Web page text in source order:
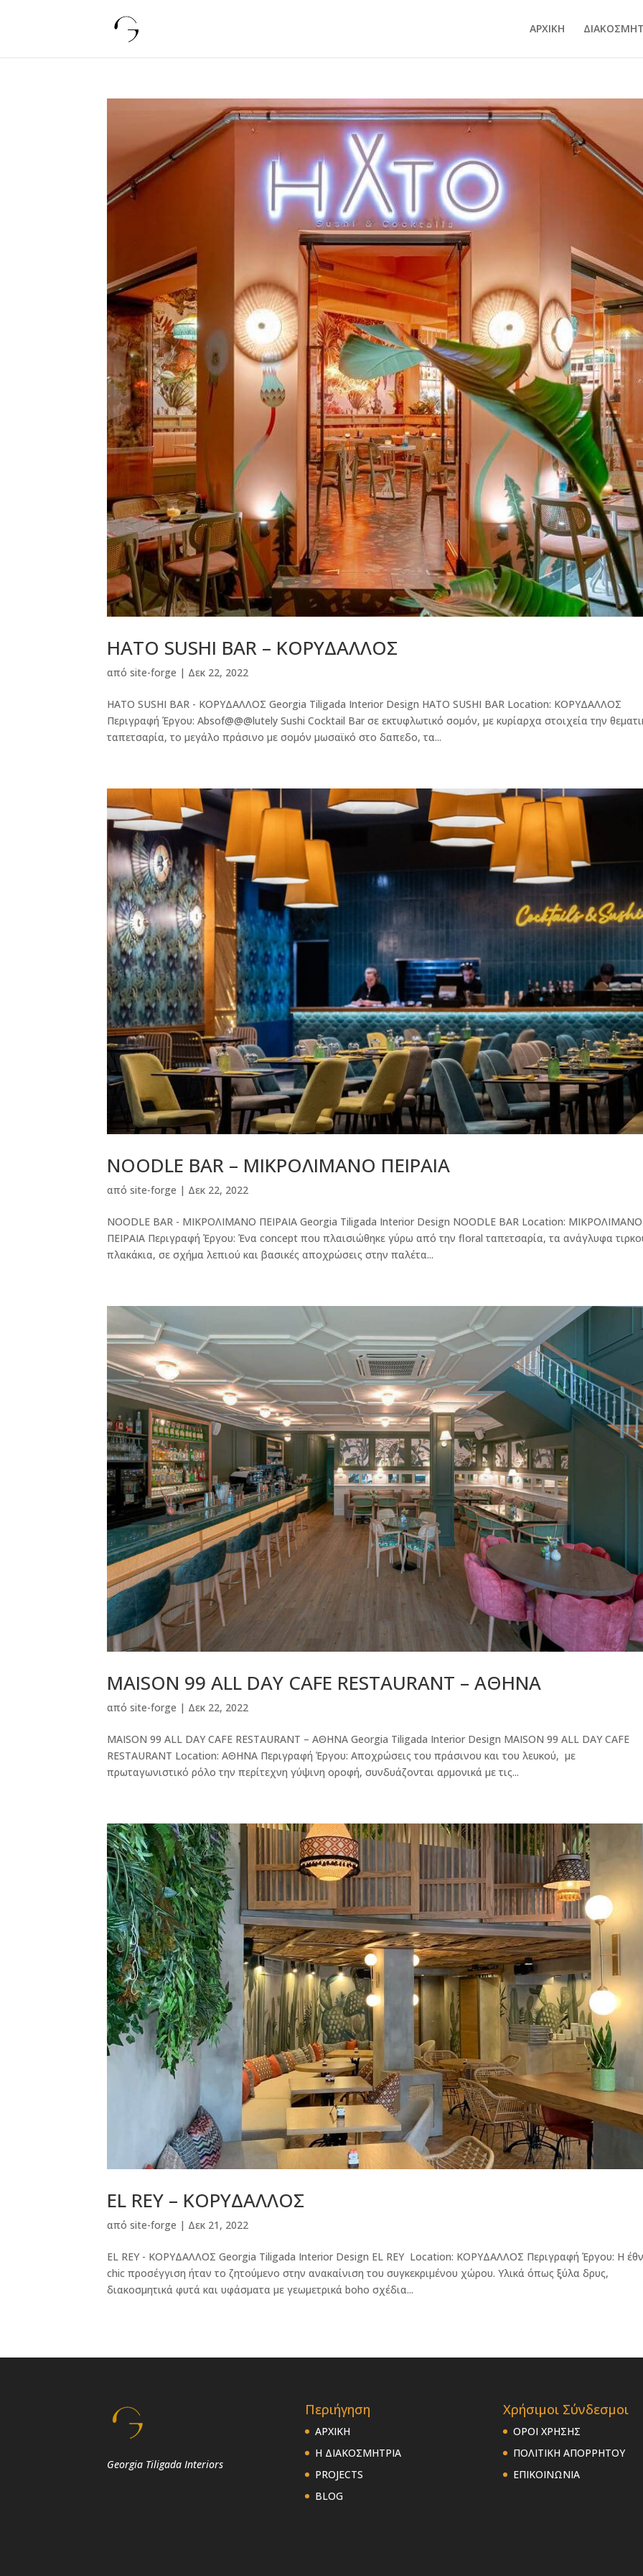
ΑΡΧΙΚΗ
HATO SUSHI BAR – ΚΟΡΥΔΑΛΛΟΣ
απόsite-forge | Δεκ 22, 2022
HATO SUSHI BAR - ΚΟΡΥΔΑΛΛΟΣ Georgia Tiligada Interior Design HATO SUSHI BAR Location: ΚΟΡΥΔΑΛΛΟΣ
Περιγραφή Έργου: Absof@@@lutely Sushi Cocktail Bar σε εκτυφλωτικό σομόν, με κυρίαρχα στοιχεία την
ταπετσαρία, το μεγάλο πράσινο με σομόν μωσαϊκό στο δαπεδο, τα...
NOODLE BAR – ΜΙΚΡΟΛΙΜΑΝΟ ΠΕΙΡΑΙΑ
απόsite-forge | Δεκ 22, 2022
NOODLE BAR - ΜΙΚΡΟΛΙΜΑΝΟ ΠΕΙΡΑΙΑ Georgia Tiligada Interior Design NOODLE BAR Location: ΜΙΚΡΟΛΙΜΑΝΟ
ΠΕΙΡΑΙΑ Περιγραφή Έργου: Ένα concept που πλαισιώθηκε γύρω από την floral ταπετσαρία, τα ανάγλυφα
πλακάκια, σε σχήμα λεπιού και βασικές αποχρώσεις στην παλέτα...
MAISON 99 ALL DAY CAFE RESTAURANT – ΑΘΗΝΑ
απόsite-forge | Δεκ 22, 2022
MAISON 99 ALL DAY CAFE RESTAURANT – ΑΘΗΝΑ Georgia Tiligada Interior Design MAISON 99 ALL DAY CAFE
RESTAURANT Location: ΑΘΗΝΑ Περιγραφή Έργου: Αποχρώσεις του πράσινου και του λευκού, με
πρωταγωνιστικό ρόλο την περίτεχνη γύψινη οροφή, συνδυάζονται αρμονικά με τις...
EL REY – ΚΟΡΥΔΑΛΛΟΣ
απόsite-forge | Δεκ 21, 2022
EL REY - ΚΟΡΥΔΑΛΛΟΣ Georgia Tiligada Interior Design EL REY Location: ΚΟΡΥΔΑΛΛΟΣ Περιγραφή Έργου: Η
chic προσέγγιση ήταν το ζητούμενο στην ανακαίνιση του συγκεκριμένου χώρου. Υλικά όπως ξύλα δρυς,
διακοσμητικά φυτά και υφάσματα με γεωμετρικά boho σχέδια...
Georgia Tiligada Interiors
Περιήγηση
ΑΡΧΙΚΗ
Η ΔΙΑΚΟΣΜΗΤΡΙΑ
PROJECTS
BLOG
Χρήσιμοι Σύνδεσμοι
ΟΡΟΙ ΧΡΗΣΗΣ
ΠΟΛΙΤΙΚΗ ΑΠΟΡΡΗΤΟΥ
ΕΠΙΚΟΙΝΩΝΙΑ